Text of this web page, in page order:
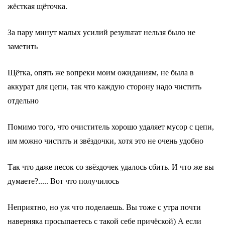
жёсткая щёточка.
За пару минут малых усилий результат нельзя было не
заметить
Щётка, опять же вопреки моим ожиданиям, не была в
аккурат для цепи, так что каждую сторону надо чистить
отдельно
Помимо того, что очиститель хорошо удаляет мусор с цепи,
им можно чистить и звёздочки, хотя это не очень удобно
Так что даже песок со звёздочек удалось сбить. И что же вы
думаете?..... Вот что получилось
Неприятно, но уж что поделаешь. Вы тоже с утра почти
наверняка просыпаетесь с такой себе причёской) А если